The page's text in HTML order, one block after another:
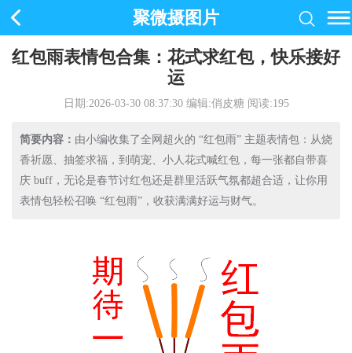
聚微摄图片
红包雨表情包合集：花式求红包，快乐接好
运
日期:2026-03-30 08:37:30编辑:俏皮糖 阅读:195
简要内容： 由小编收集了全网超火的 “红包雨” 主题表情包：从烧
香祈愿、抽签求福，到萌宠、小人花式喊红包，每一张都自带喜
庆 buff，无论是春节讨红包还是群里活跃气氛都超合适，让你用
表情包轻松召唤 “红包雨”，收获满满好运与财气。